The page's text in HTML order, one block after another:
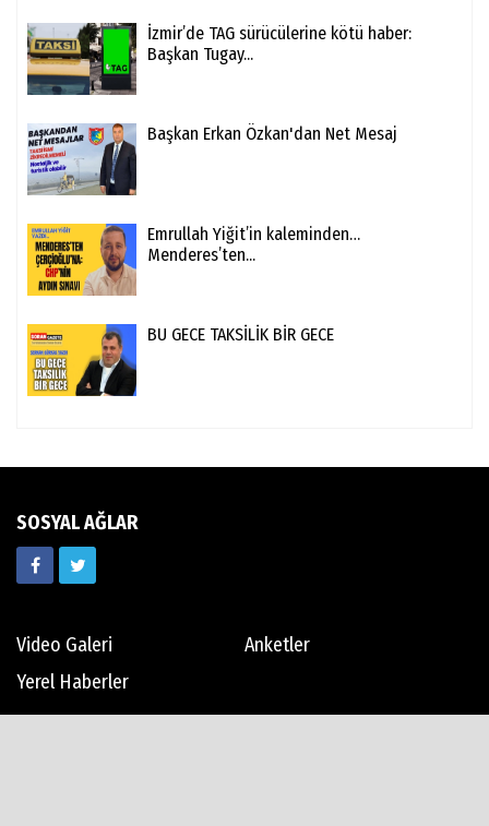
İzmir’de TAG sürücülerine kötü haber:
Başkan Tugay...
Başkan Erkan Özkan'dan Net Mesaj
Emrullah Yiğit’in kaleminden…
Menderes’ten...
BU GECE TAKSİLİK BİR GECE
SOSYAL AĞLAR
Video Galeri
Anketler
Yerel Haberler